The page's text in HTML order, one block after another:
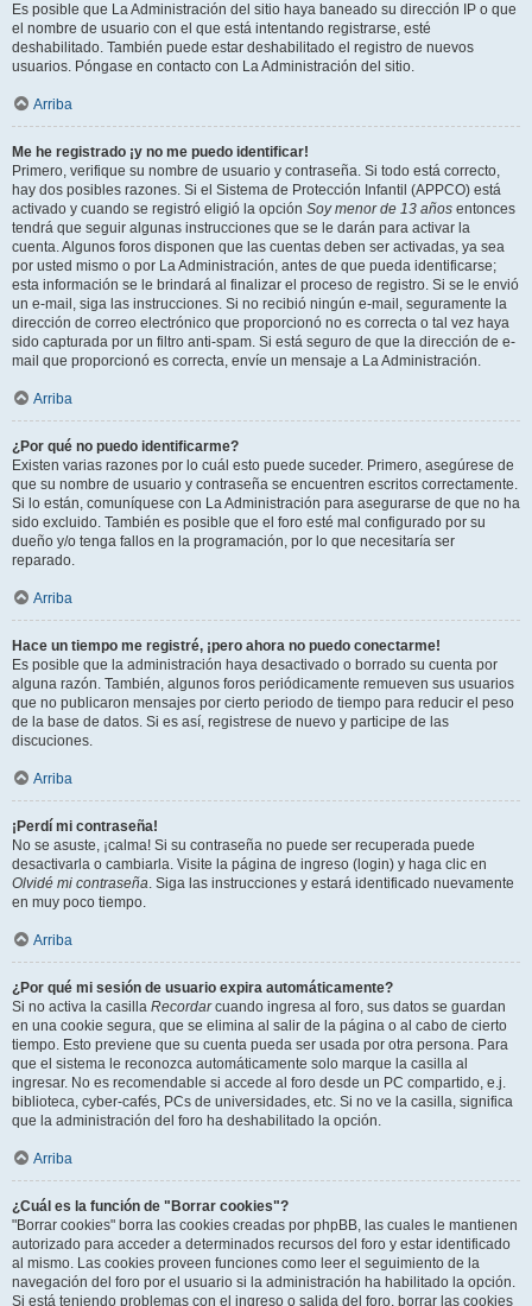
Es posible que La Administración del sitio haya baneado su dirección IP o que
el nombre de usuario con el que está intentando registrarse, esté
deshabilitado. También puede estar deshabilitado el registro de nuevos
usuarios. Póngase en contacto con La Administración del sitio.
Arriba
Me he registrado ¡y no me puedo identificar!
Primero, verifique su nombre de usuario y contraseña. Si todo está correcto,
hay dos posibles razones. Si el Sistema de Protección Infantil (APPCO) está
activado y cuando se registró eligió la opción Soy menor de 13 años entonces
tendrá que seguir algunas instrucciones que se le darán para activar la
cuenta. Algunos foros disponen que las cuentas deben ser activadas, ya sea
por usted mismo o por La Administración, antes de que pueda identificarse;
esta información se le brindará al finalizar el proceso de registro. Si se le envió
un e-mail, siga las instrucciones. Si no recibió ningún e-mail, seguramente la
dirección de correo electrónico que proporcionó no es correcta o tal vez haya
sido capturada por un filtro anti-spam. Si está seguro de que la dirección de e-
mail que proporcionó es correcta, envíe un mensaje a La Administración.
Arriba
¿Por qué no puedo identificarme?
Existen varias razones por lo cuál esto puede suceder. Primero, asegúrese de
que su nombre de usuario y contraseña se encuentren escritos correctamente.
Si lo están, comuníquese con La Administración para asegurarse de que no ha
sido excluido. También es posible que el foro esté mal configurado por su
dueño y/o tenga fallos en la programación, por lo que necesitaría ser
reparado.
Arriba
Hace un tiempo me registré, ¡pero ahora no puedo conectarme!
Es posible que la administración haya desactivado o borrado su cuenta por
alguna razón. También, algunos foros periódicamente remueven sus usuarios
que no publicaron mensajes por cierto periodo de tiempo para reducir el peso
de la base de datos. Si es así, registrese de nuevo y participe de las
discuciones.
Arriba
¡Perdí mi contraseña!
No se asuste, ¡calma! Si su contraseña no puede ser recuperada puede
desactivarla o cambiarla. Visite la página de ingreso (login) y haga clic en
Olvidé mi contraseña. Siga las instrucciones y estará identificado nuevamente
en muy poco tiempo.
Arriba
¿Por qué mi sesión de usuario expira automáticamente?
Si no activa la casilla Recordarcuando ingresa al foro, sus datos se guardan
en una cookie segura, que se elimina al salir de la página o al cabo de cierto
tiempo. Esto previene que su cuenta pueda ser usada por otra persona. Para
que el sistema le reconozca automáticamente solo marque la casilla al
ingresar. No es recomendable si accede al foro desde un PC compartido, e.j.
biblioteca, cyber-cafés, PCs de universidades, etc. Si no ve la casilla, significa
que la administración del foro ha deshabilitado la opción.
Arriba
¿Cuál es la función de "Borrar cookies"?
"Borrar cookies" borra las cookies creadas por phpBB, las cuales le mantienen
autorizado para acceder a determinados recursos del foro y estar identificado
al mismo. Las cookies proveen funciones como leer el seguimiento de la
navegación del foro por el usuario si la administración ha habilitado la opción.
Si está teniendo problemas con el ingreso o salida del foro, borrar las cookies